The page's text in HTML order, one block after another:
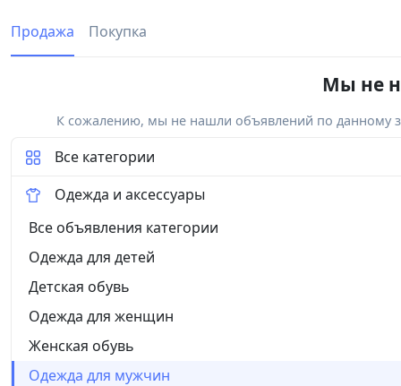
Продажа Покупка
Мы не
К сожалению, мы не нашли объявлений по данному
Все категории
Одежда и аксессуары
Все объявления категории
Одежда для детей
Детская обувь
Одежда для женщин
Женская обувь
Одежда для мужчин